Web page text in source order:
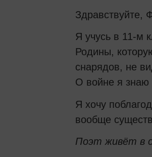
Здравствуйте,
Я учусь в 11-м
Родины,
снарядов, не
О войне я знаю
Я хочу
вообще
Поэт живёт в